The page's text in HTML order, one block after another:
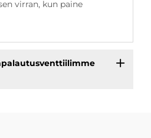
virran, kun paine